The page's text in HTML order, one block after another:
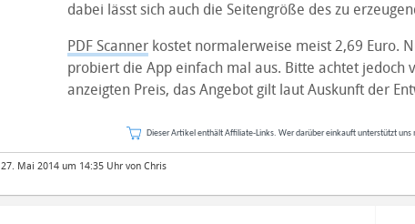
dabei lässt sich auch die Seitengröße des zu
PDF Scannerkostet normalerweise meist 2,69 Euro.
probiert die App einfach mal aus. Bitte achtet jedoch
anzeigten Preis, das Angebot gilt laut Auskunft der
Dieser Artikel enthält Affiliate-Links. Wer darüber einkauft unterstützt uns
27. Mai 2014 um 14:35 Uhr von Chris